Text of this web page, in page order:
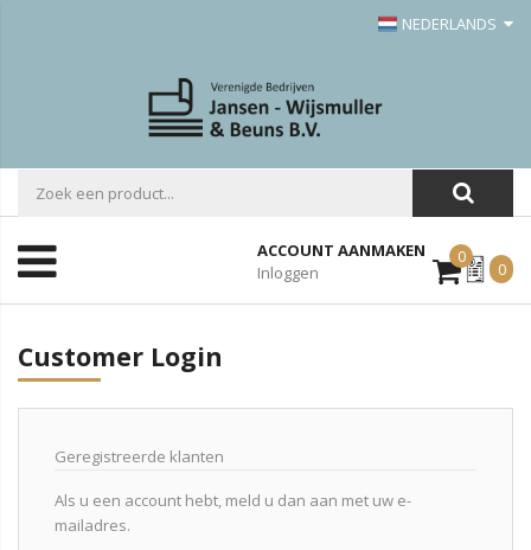
NEDERLANDS
ACCOUNT AANMAKEN
Inloggen
0Mijn
Offerte
0
Customer Login
Geregistreerde klanten
Als u een account hebt, meld u dan aan met uw e-
mailadres.